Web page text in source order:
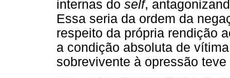
internas do self,
Essa seria da ordem da
respeito da própria rendição
a condição absoluta de
sobrevivente à opressão